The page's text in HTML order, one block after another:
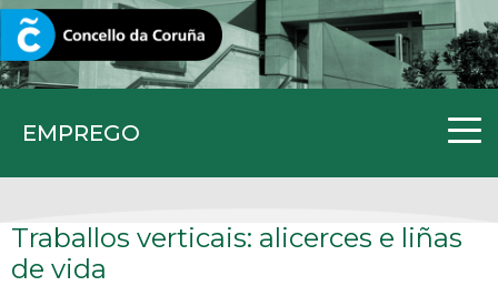
EMPREGO
CORUNA.GAL
Traballos verticais: alicerces e liñas
de vida